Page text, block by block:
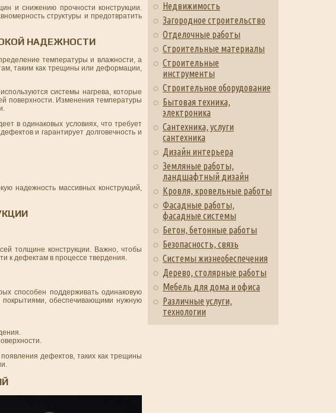
и снижению прочности конструкции.
структуры и предотвратить
НАДЕЖНОСТИ
температуры и влажности, а
таким как трещины или деформации,
системы нагрева, которые
поверхности. Изменения температуры
в одинаковых условиях, что требует
и гарантирует долговечность и
надежность массивных конструкций,
толщине конструкции. Важно, чтобы
к дефектам в процессе твердения.
способен поддерживать одинаковую
покрытиями, обеспечивающими нужную
дефектов, таких как трещины
Недвижимость
Загородное строительство
Отделочные работы
Строительные материалы
Строительные
инструменты
Строительное оборудование
Бытовая техника,
электроника
Сантехника, услуги
сантехника
Дизайн интерьера
Земляные работы,
ландшафтный дизайн
Кровля, кровельные работы
Фасадные работы,
фасадные системы
Бетон, бетонные работы
Безопасность, связь
Системы жизнеобеспечения
Дерево, столярные работы
Мебель для дома и офиса
Различные услуги,
технологии